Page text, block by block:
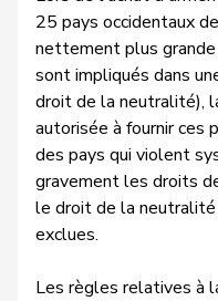
25 pays occidentaux
nettement plus
sont impliqués dans
droit de la neutralité),
autorisée à fournir ces
des pays qui violent
gravement les droits
le droit de la
exclues.
Les règles relatives à